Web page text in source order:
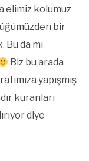
elimiz kolumuz
bir
da mı
Biz bu arada
yapışmış
kuranları
diye